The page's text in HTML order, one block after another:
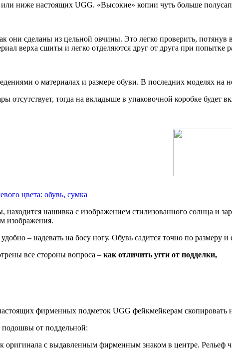
ниже настоящих UGG. «Высокие» копии чуть больше
они сделаны из цельной овчины. Это легко проверить,
верха сшиты и легко отделяются друг от друга при попытке
о материалах и размере обуви. В последних моделях на
отсутствует, тогда на вкладыше в упаковочной коробке будет
цвета: обувь, сумка
нашивка с изображением стилизованного солнца и
изображения.
– надевать на босу ногу. Обувь садится точно по размеру
все стороны вопроса – как отличить угги от подделки,
фирменных подметок UGG фейкмейкерам скопировать
подошвы от поддельной:
оригинала с выдавленным фирменным знаком в центре. Рельеф